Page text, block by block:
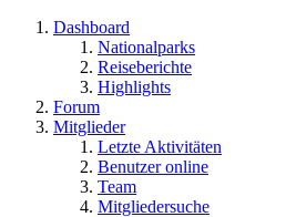
Dashboard
Nationalparks
Reiseberichte
Highlights
Forum
Mitglieder
Letzte Aktivitäten
Benutzer online
Team
Mitgliedersuche